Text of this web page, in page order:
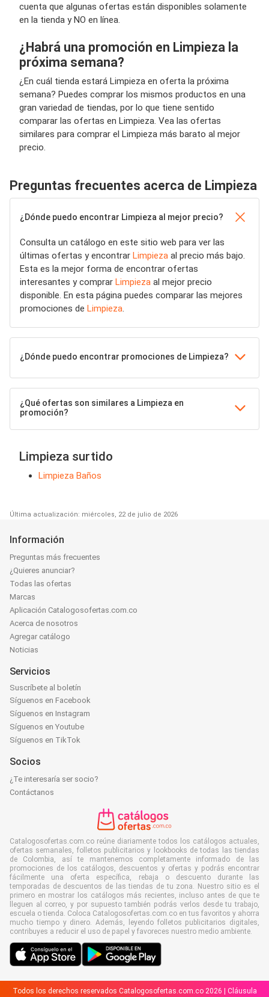
cuenta que algunas ofertas están disponibles solamente
en la tienda y NO en línea.
¿Habrá una promoción en Limpieza la
próxima semana?
¿En cuál tienda estará Limpieza en oferta la próxima
semana? Puedes comprar los mismos productos en una
gran variedad de tiendas, por lo que tiene sentido
comparar las ofertas en Limpieza. Vea las ofertas
similares para comprar el Limpieza más barato al mejor
precio.
Preguntas frecuentes acerca de Limpieza
¿Dónde puedo encontrar Limpieza al mejor precio?
Consulta un catálogo en este sitio web para ver las
últimas ofertas y encontrar Limpieza al precio más bajo.
Esta es la mejor forma de encontrar ofertas
interesantes y comprar Limpieza al mejor precio
disponible. En esta página puedes comparar las mejores
promociones de Limpieza.
¿Dónde puedo encontrar promociones de Limpieza?
¿Qué ofertas son similares a Limpieza en
promoción?
Limpieza surtido
Limpieza Baños
Última actualización: miércoles, 22 de julio de 2026
Información
Preguntas más frecuentes
¿Quieres anunciar?
Todas las ofertas
Marcas
Aplicación Catalogosofertas.com.co
Acerca de nosotros
Agregar catálogo
Noticias
Servicios
Suscríbete al boletín
Síguenos en Facebook
Síguenos en Instagram
Síguenos en Youtube
Síguenos en TikTok
Socios
¿Te interesaría ser socio?
Contáctanos
Catalogosofertas.com.co reúne diariamente todos los catálogos actuales,
ofertas semanales, folletos publicitarios y lookbooks de todas las tiendas
de Colombia, así te mantenemos completamente informado de las
promociones de los catálogos, descuentos y ofertas y podrás encontrar
fácilmente una oferta específica, rebaja o descuento durante las
temporadas de descuentos de las tiendas de tu zona. Nuestro sitio es el
primero en mostrar los catálogos más recientes, incluso antes de que te
lleguen al correo, y por supuesto también podrás verlos desde tu trabajo,
escuela o tienda. Coloca Catalogosofertas.com.co en tus favoritos y ahorra
mucho tiempo y dinero. Además, leyendo folletos publicitarios digitales,
contribuyes a reducir el uso de papel y favoreces nuestro medio ambiente.
Todos los derechos reservados Catalogosofertas.com.co 2026 | Cláusula